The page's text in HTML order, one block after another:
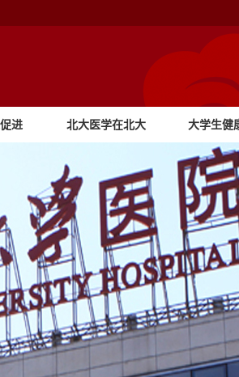
进 北大医学在北大 大学生健
教育